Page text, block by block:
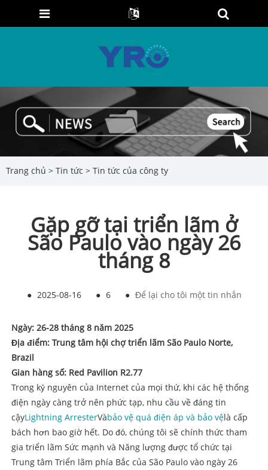
Trang chủ > Tin tức > Tin tức của công ty
Gặp gỡ tại triển lãm ở
São Paulo vào ngày 26
tháng 8
● 2025-08-16 ● 6 ● Để lại cho tôi một tin nhắn
Ngày: 26-28 tháng 8 năm 2025
Địa điểm: Trung tâm hội chợ triển lãm São Paulo Norte,
Brazil
Gian hàng số: Red Pavilion R2.77
Trong kỷ nguyên của Internet của mọi thứ, khi các hệ thống
điện ngày càng trở nên phức tạp, nhu cầu về đáng tin
cậyLightning ArresterVàbảo vệ quá điện áp và bảo vệlà cấp
bách hơn bao giờ hết. Do đó, chúng tôi sẽ chính thức tham
gia triển lãm Sức mạnh và Năng lượng được tổ chức tại
Trung tâm Triển lãm phía Bắc của São Paulo vào ngày 26